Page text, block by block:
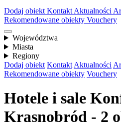
Dodaj obiekt Kontakt Aktualności
Rekomendowane obiekty Vouchery
Województwa
Miasta
Regiony
Dodaj obiekt Kontakt Aktualności
Rekomendowane obiekty Vouchery
Hotele i sale
Krasnobród - 2